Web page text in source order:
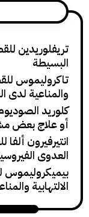
أحدث
للقطط:
للقطط:
لدى القطط
الصوديوم مفرط
بعض مشاكل العين
ألفا للقطط:
الفيروسية
للقطط:
والمناعية